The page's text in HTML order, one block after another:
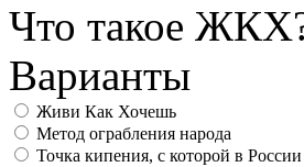
Что такое
Варианты
Живи Как Хочешь
Метод ограбления народа
Точка кипения, с которой в